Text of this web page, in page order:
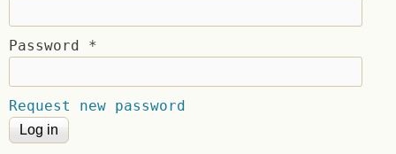
Password *
Request new password